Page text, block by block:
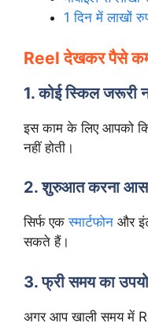
1 दिन में लाखों
Reel देखकर पैसे
1. कोई स्किल जरूरी
इस काम के लिए आपको
नहीं होती।
2. शुरुआत करना
सिर्फ एकस्मार्टफोन और
सकते हैं।
3. फ्री समय का
अगर आप खाली समय में